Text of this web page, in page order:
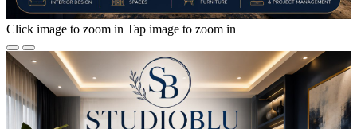
Click image to zoom in Tap image to zoom in